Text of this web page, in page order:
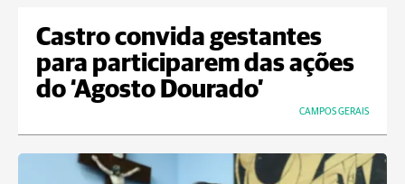
Castro convida gestantes
para participarem das ações
do ‘Agosto Dourado’
CAMPOS GERAIS